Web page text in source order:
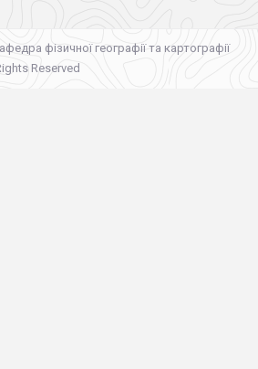
фізичної географії та картографії
Reserved